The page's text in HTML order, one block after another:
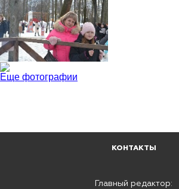
Еще фотографии
КОНТАКТЫ
Главный редактор: